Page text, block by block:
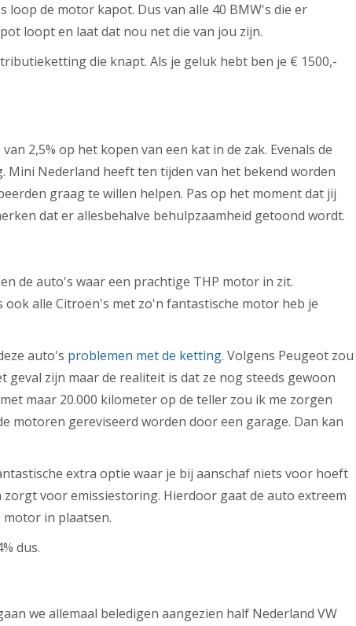
loop de motor kapot. Dus van alle 40 BMW's die er
loopt en laat dat nou net die van jou zijn.
die knapt. Als je geluk hebt ben je € 1500,-
2,5% op het kopen van een kat in de zak. Evenals de
Mini Nederland heeft ten tijden van het bekend worden
graag te willen helpen. Pas op het moment dat jij
dat er allesbehalve behulpzaamheid getoond wordt.
de auto's waar een prachtige THP motor in zit.
ook alle Citroën's met zo'n fantastische motor heb je
auto's problemen met de ketting. Volgens Peugeot zou
geval zijn maar de realiteit is dat ze nog steeds gewoon
maar 20.000 kilometer op de teller zou ik me zorgen
motoren gereviseerd worden door een garage. Dan kan
extra optie waar je bij aanschaf niets voor hoeft
voor emissiestoring. Hierdoor gaat de auto extreem
in plaatsen.
dus.
we allemaal beledigen aangezien half Nederland VW